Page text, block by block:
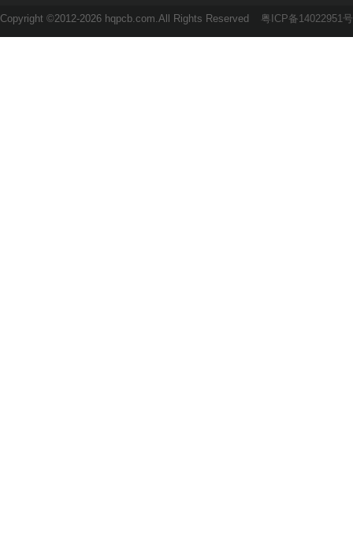
Copyright ©2012-2026 hqpcb.com.All Rights Reserved 粤ICP备14022951号